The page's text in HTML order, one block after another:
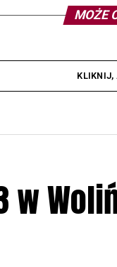
MOŻE
KLIKNIJ,
w